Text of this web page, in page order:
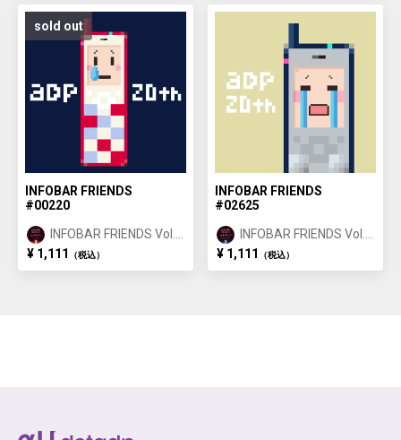
sold out
INFOBAR FRIENDS
#00220
INFOBAR FRIENDS Vol.1
NISHIKIGOI ①
¥ 1,111 （税込）
INFOBAR FRIENDS
#02625
INFOBAR FRIENDS Vol.1
BUILDING ②
¥ 1,111 （税込）